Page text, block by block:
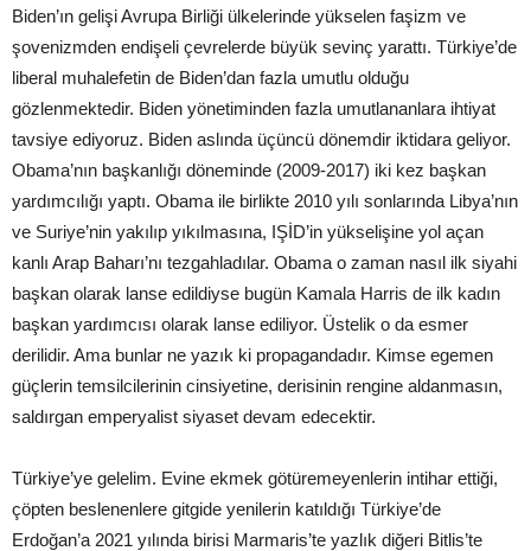
Biden’ın gelişi Avrupa Birliği ülkelerinde yükselen faşizm ve
şovenizmden endişeli çevrelerde büyük sevinç yarattı. Türkiye’de
liberal muhalefetin de Biden’dan fazla umutlu olduğu
gözlenmektedir. Biden yönetiminden fazla umutlananlara ihtiyat
tavsiye ediyoruz. Biden aslında üçüncü dönemdir iktidara geliyor.
Obama’nın başkanlığı döneminde (2009-2017) iki kez başkan
yardımcılığı yaptı. Obama ile birlikte 2010 yılı sonlarında Libya’nın
ve Suriye’nin yakılıp yıkılmasına, IŞİD’in yükselişine yol açan
kanlı Arap Baharı’nı tezgahladılar. Obama o zaman nasıl ilk siyahi
başkan olarak lanse edildiyse bugün Kamala Harris de ilk kadın
başkan yardımcısı olarak lanse ediliyor. Üstelik o da esmer
derilidir. Ama bunlar ne yazık ki propagandadır. Kimse egemen
güçlerin temsilcilerinin cinsiyetine, derisinin rengine aldanmasın,
saldırgan emperyalist siyaset devam edecektir.
Türkiye’ye gelelim. Evine ekmek götüremeyenlerin intihar ettiği,
çöpten beslenenlere gitgide yenilerin katıldığı Türkiye’de
Erdoğan’a 2021 yılında birisi Marmaris’te yazlık diğeri Bitlis’te